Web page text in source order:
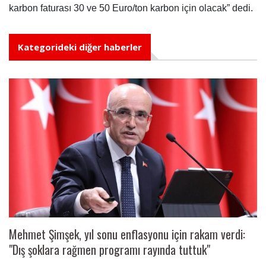
karbon faturası 30 ve 50 Euro/ton karbon için olacak” dedi.
Kategorideki diğer haberler
Mehmet Şimşek, yıl sonu enflasyonu için rakam verdi:
"Dış şoklara rağmen programı rayında tuttuk"